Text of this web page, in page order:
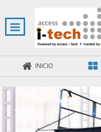
INICIO